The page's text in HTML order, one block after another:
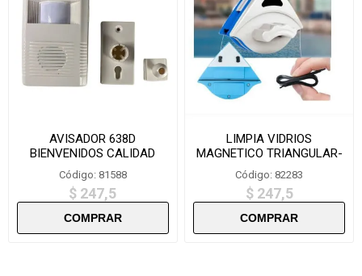
AVISADOR 638D
BIENVENIDOS CALIDAD
Código: 81588
$ 247,5
LIMPIA VIDRIOS
MAGNETICO TRIANGULAR-
S3-8MM
Código: 82283
$ 247,5